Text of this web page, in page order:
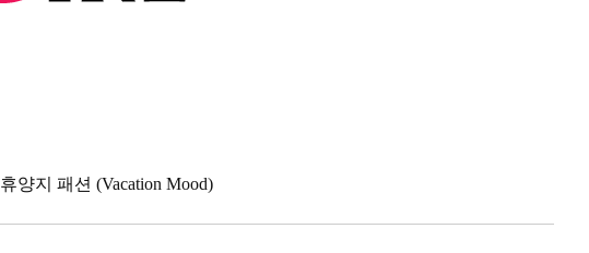
휴양지 패션 (Vacation Mood)